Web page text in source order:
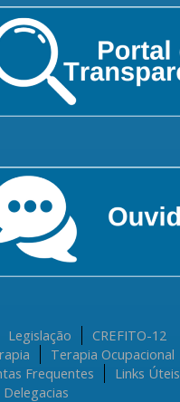
Legislação
CREFITO-12
Terapia Ocupacional
Frequentes
Links Úteis
Delegacias